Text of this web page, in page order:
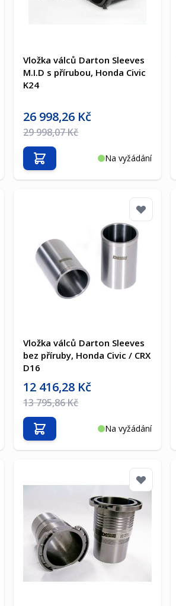
Vložka válců Darton Sleeves
M.I.D s přírubou, Honda Civic
K24
Akční cena
26 998,26 Kč
Běžná cena
29 998,07 Kč
Na vyžádání
Přidat do košíku
Vložka válců Darton Sleeves
bez příruby, Honda Civic / CRX
D16
Akční cena
12 416,28 Kč
Běžná cena
13 795,86 Kč
Na vyžádání
Přidat do košíku